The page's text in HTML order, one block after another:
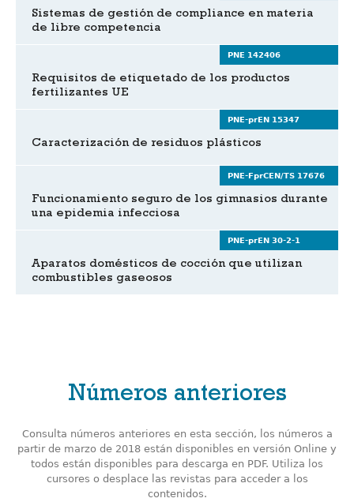
Sistemas de gestión de compliance en materia
de libre competencia
PNE 142406
Requisitos de etiquetado de los productos
fertilizantes UE
PNE-prEN 15347
Caracterización de residuos plásticos
PNE-FprCEN/TS 17676
Funcionamiento seguro de los gimnasios durante
una epidemia infecciosa
PNE-prEN 30-2-1
Aparatos domésticos de cocción que utilizan
combustibles gaseosos
Números anteriores
Consulta números anteriores en esta sección, los números a
partir de marzo de 2018 están disponibles en versión Online y
todos están disponibles para descarga en PDF. Utiliza los
cursores o desplace las revistas para acceder a los
contenidos.